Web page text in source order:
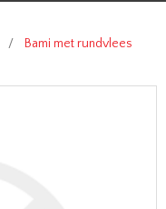
/ Bami met rundvlees